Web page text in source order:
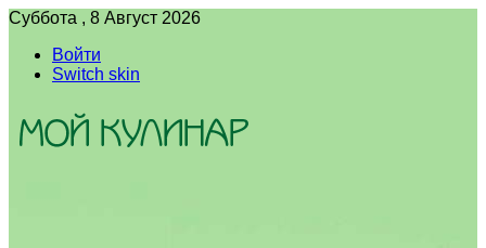
Суббота , 8 Август 2026
Войти
Switch skin